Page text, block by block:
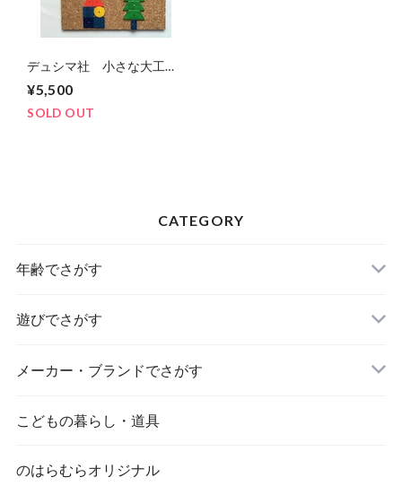
デュシマ社 小さな大工さ
¥5,500
SOLD OUT
CATEGORY
年齢でさがす
遊びでさがす
メーカー・ブランドでさがす
こどもの暮らし・道具
のはらむらオリジナル